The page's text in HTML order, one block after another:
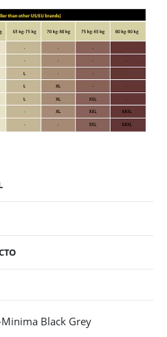
Minima Black Grey